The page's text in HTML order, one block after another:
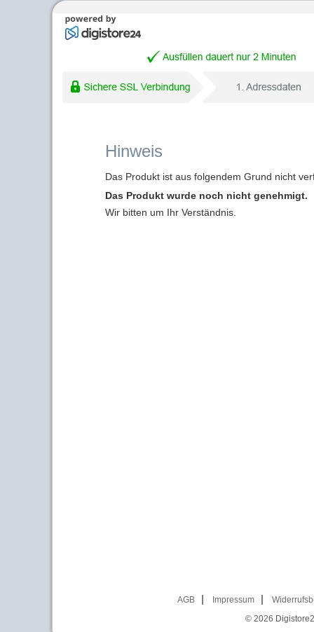
Hinweis
Das Produkt ist aus folgendem Grund nicht
Das Produkt wurde noch nicht genehmigt.
Wir bitten um Ihr Verständnis.
AGB Impressum
© 2026